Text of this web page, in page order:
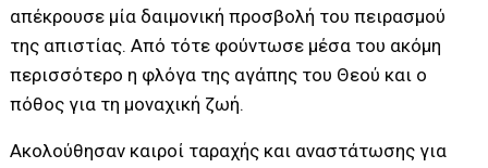
απέκρουσε μία δαιμονική προσβολή του πειρασμού
της απιστίας. Από τότε φούντωσε μέσα του ακόμη
περισσότερο η φλόγα της αγάπης του Θεού και ο
πόθος για τη μοναχική ζωή.
Ακολούθησαν καιροί ταραχής και αναστάτωσης για